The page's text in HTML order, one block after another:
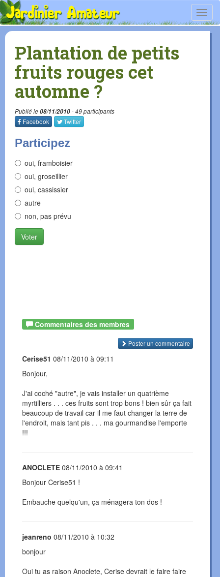
Plantation de petits
fruits rouges cet
automne ?
Publié le08/11/2010- 49 participants
Facebook Twitter
Participez
oui, framboisier
oui, groseillier
oui, cassissier
autre
non, pas prévu
Voter
Commentaires des membres
Poster un commentaire
Cerise51 08/11/2010 à 09:11
Bonjour,
J'ai coché "autre", je vais installer un quatrième
myrtilliers . . . ces fruits sont trop bons ! bien sûr ça fait
beaucoup de travail car il me faut changer la terre de
l'endroit, mais tant pis . . . ma gourmandise l'emporte
!!!
ANOCLETE 08/11/2010 à 09:41
Bonjour Cerise51 !
Embauche quelqu'un, ça ménagera ton dos !
jeanreno 08/11/2010 à 10:32
bonjour
Oui tu as raison Anoclete, Cerise devrait le faire faire